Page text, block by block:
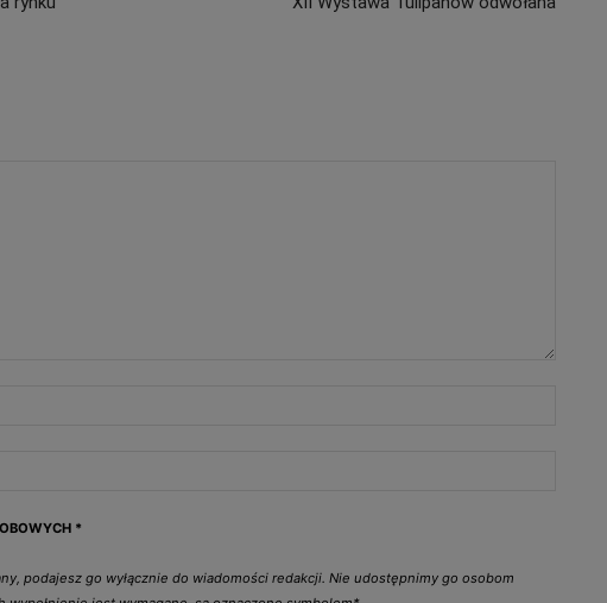
*
podajesz go wyłącznie do wiadomości redakcji. Nie udostępnimy go osobom